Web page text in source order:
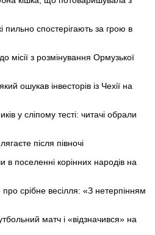
спостерігають за грою в
місії з розмінування Ормузької
ошукав інвесторів із Чехії на
у сліпому тесті: читачі обрали
після півночі
в поселенні корінних народів на
срібне весілля: «З нетерпінням
матч і «відзначився» на